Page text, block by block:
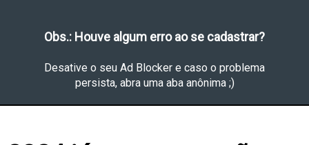
Obs.: Houve algum erro ao se cadastrar?
Desative o seu Ad Blocker e caso o problema
persista, abra uma aba anônima ;)